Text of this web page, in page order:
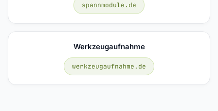
spannmodule.de
Werkzeugaufnahme
werkzeugaufnahme.de